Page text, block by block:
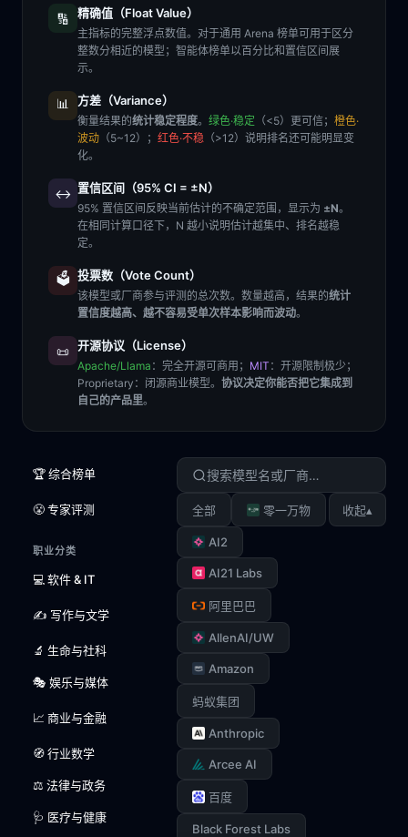
🔢 精确值（Float Value）
主指标的完整浮点数值。对于通用 Arena 榜单可用于区分
整数分相近的模型；智能体榜单以百分比和置信区间展
示。
📊 方差（Variance）
衡量结果的统计稳定程度。 绿色·稳定 （<5）更可信； 橙色·
波动 （5~12）； 红色·不稳 （>12）说明排名还可能明显变
化。
↔️ 置信区间（95% CI = ±N）
95% 置信区间反映当前估计的不确定范围，显示为 ±N。
在相同计算口径下，N 越小说明估计越集中、排名越稳
定。
🗳️ 投票数（Vote Count）
该模型或厂商参与评测的总次数。数量越高，结果的统计
置信度越高、越不容易受单次样本影响而波动。
📜 开源协议（License）
Apache/Llama ：完全开源可商用； MIT ：开源限制极少；
Proprietary ：闭源商业模型。 协议决定你能否把它集成到
自己的产品里。
🏆 综合榜单
😤 专家评测
职业分类
💻 软件 & IT
✍️ 写作与文学
🔬 生命与社科
🎭 娱乐与媒体
📈 商业与金融
🧭 行业数学
⚖️ 法律与政务
🩺 医疗与健康
全部 零一万物
AI2
AI21 Labs
阿里巴巴
AllenAI/UW
Amazon
蚂蚁集团
Anthropic
Arcee AI
百度
Black Forest Labs
收起▴